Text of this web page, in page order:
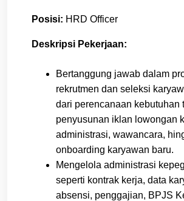
Posisi: HRD Officer
Deskripsi Pekerjaan:
Bertanggung jawab dalam
rekrutmen dan seleksi
dari perencanaan kebutuhan
penyusunan iklan lowongan
administrasi, wawancara,
onboarding karyawan baru.
Mengelola administrasi
seperti kontrak kerja, data
absensi, penggajian, BPJS